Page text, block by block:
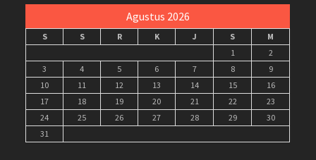
Agustus 2026
S S R K J S
M
1
2
3
4 5 6 7 8
9
10
11 12 13 14 15
16
17
18 19 20 21 22
23
24
25 26 27 28 29
30
31